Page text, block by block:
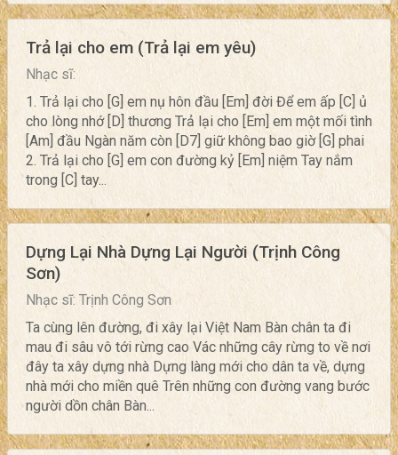
Trả lại cho em (Trả lại em yêu)
Nhạc sĩ:
1. Trả lại cho [G] em nụ hôn đầu [Em] đời Để em ấp [C] ủ
cho lòng nhớ [D] thương Trả lại cho [Em] em một mối tình
[Am] đầu Ngàn năm còn [D7] giữ không bao giờ [G] phai
2. Trả lại cho [G] em con đường kỷ [Em] niệm Tay nắm
trong [C] tay...
Dựng Lại Nhà Dựng Lại Người (Trịnh Công
Sơn)
Nhạc sĩ: Trịnh Công Sơn
Ta cùng lên đường, đi xây lại Việt Nam Bàn chân ta đi
mau đi sâu vô tới rừng cao Vác những cây rừng to về nơi
đây ta xây dựng nhà Dựng làng mới cho dân ta về, dựng
nhà mới cho miền quê Trên những con đường vang bước
người dồn chân Bàn...